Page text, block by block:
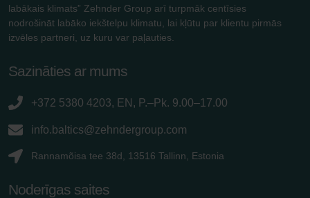
labākais klimats” Zehnder Group arī turpmāk centīsies
nodrošināt labāko iekštelpu klimatu, lai kļūtu par klientu pirmās
izvēles partneri, uz kuru var paļauties.
Sazināties ar mums
+372 5380 4203, EN, P.–Pk. 9.00–17.00
info.baltics@zehndergroup.com
Rannamõisa tee 38d, 13516 Tallinn, Estonia
Noderīgas saites